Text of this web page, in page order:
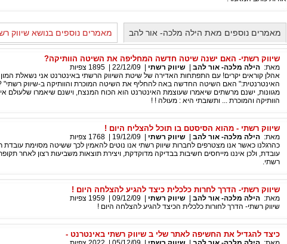
מאמרים נוספים מאת הילה מלכה- אור להב מאמרים נוספים בנושא שיווק
שיווק רשתי- האם ישנה שיטה חדשה המחליפה את השיטה הוותיקה?
מאת: הילה מלכה- אור להב שיווק רשתי 22/12/09
1895 צפיות
אהלן קוראים יקרים! עם התפתחות האדירה של שיטת השיווק הרשתי באינטרנט אני נשאלת
האינטרנטית:" האם השיטה החדשה באה להחליף את השיטה המוכרת והוותיקה ב-שיווק רשתי"
מגוונות, ישנם מרשתים שיאמרו שעוצמת האינטרנט הוא הכוח המנצח, וישנם שיאמרו שלעולם
הוותיקה והמוכרת ... ותשובתי היא : מעולה ! !
שיווק רשתי - מהוא הסיסטם בו תוכל להצליח היום !
מאת: הילה מלכה- אור להב שיווק רשתי 19/12/09
1768 צפיות
כהרגלנו כאשר אנו מצטרפים לחברות שיווק רשתי אנו נוטים להאמין לכך ששיטה מסוימת עובדת
עובדת, ולכן איננו מייחסים חשיבות בבדיקה מדוקדקת, ויצירת תוצאות משביעות רצון לאחר
רשתי.
שיווק רשתי- הדרך לחרות כלכלית כיצד להגיע להצלחה היום !
מאת: הילה מלכה- אור להב שיווק רשתי 09/12/09
1959 צפיות
שיווק רשתי- הדרך לחורות כלכלית הכיצד להגיע להצלחה היום !
כיצד להגדיל את החשיפה לאתר שלי ב שיווק רשתי באינטרנט -